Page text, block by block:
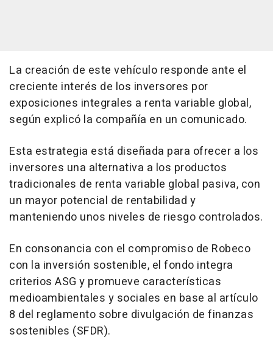
La creación de este vehículo responde ante el
creciente interés de los inversores por
exposiciones integrales a renta variable global,
según explicó la compañía en un comunicado.
Esta estrategia está diseñada para ofrecer a los
inversores una alternativa a los productos
tradicionales de renta variable global pasiva, con
un mayor potencial de rentabilidad y
manteniendo unos niveles de riesgo controlados.
En consonancia con el compromiso de Robeco
con la inversión sostenible, el fondo integra
criterios ASG y promueve características
medioambientales y sociales en base al artículo
8 del reglamento sobre divulgación de finanzas
sostenibles (SFDR).